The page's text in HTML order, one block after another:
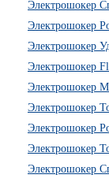
Электрошокер
Электрошокер
Электрошокер
Электрошокер
Электрошокер
Электрошокер
Электрошокер
Электрошокер
Электрошокер